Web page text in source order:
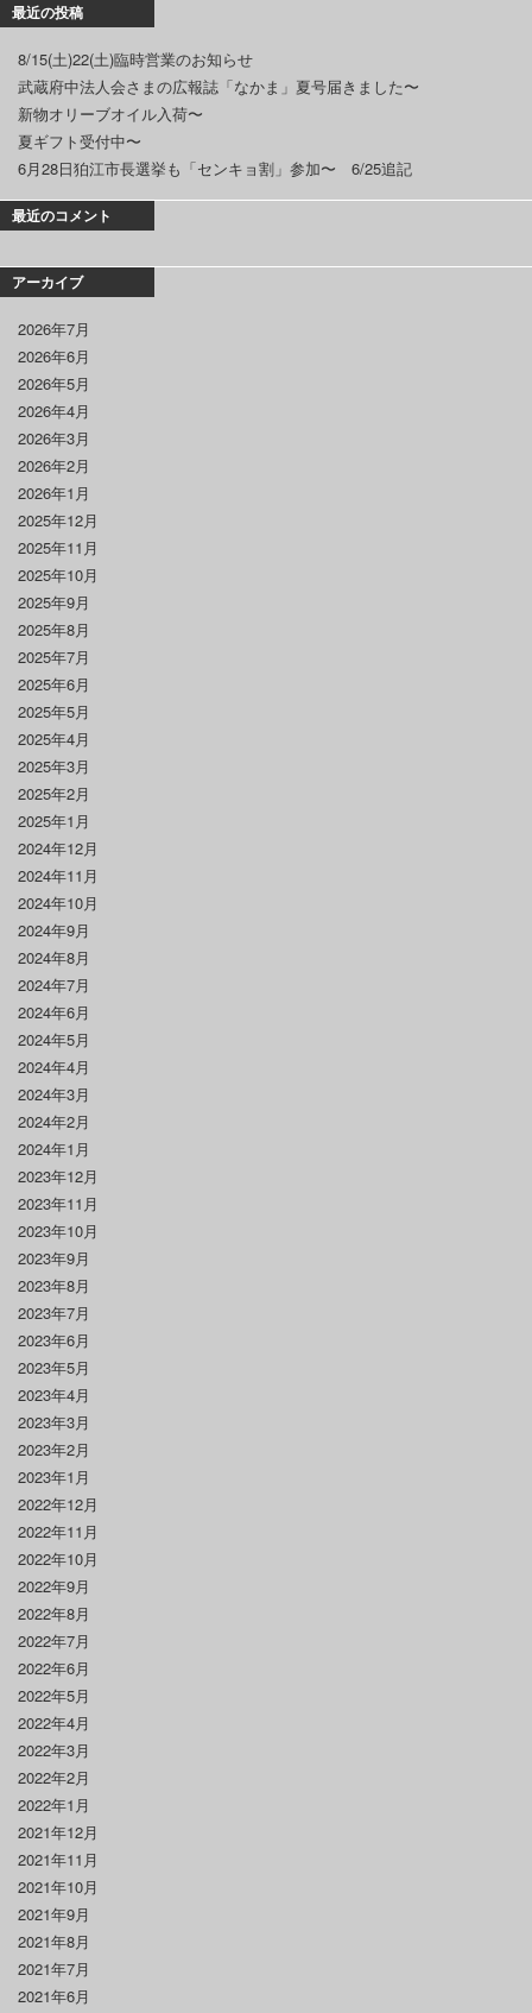
最近の投稿
8/15(土)22(土)臨時営業のお知らせ
武蔵府中法人会さまの広報誌「なかま」夏号届きました〜
新物オリーブオイル入荷〜
夏ギフト受付中〜
6月28日狛江市長選挙も「センキョ割」参加〜 6/25追記
最近のコメント
アーカイブ
2026年7月
2026年6月
2026年5月
2026年4月
2026年3月
2026年2月
2026年1月
2025年12月
2025年11月
2025年10月
2025年9月
2025年8月
2025年7月
2025年6月
2025年5月
2025年4月
2025年3月
2025年2月
2025年1月
2024年12月
2024年11月
2024年10月
2024年9月
2024年8月
2024年7月
2024年6月
2024年5月
2024年4月
2024年3月
2024年2月
2024年1月
2023年12月
2023年11月
2023年10月
2023年9月
2023年8月
2023年7月
2023年6月
2023年5月
2023年4月
2023年3月
2023年2月
2023年1月
2022年12月
2022年11月
2022年10月
2022年9月
2022年8月
2022年7月
2022年6月
2022年5月
2022年4月
2022年3月
2022年2月
2022年1月
2021年12月
2021年11月
2021年10月
2021年9月
2021年8月
2021年7月
2021年6月